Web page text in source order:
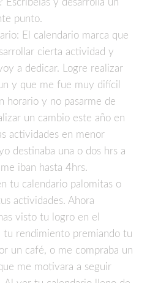
punto.
El calendario marca que
cierta actividad y
a dedicar. Logre realizar
y que me fue muy difícil
horario y no pasarme de
un cambio este año en
actividades en menor
destinaba una o dos hrs a
iban hasta 4hrs.
tu calendario palomitas o
actividades. Ahora
visto tu logro en el
tu rendimiento premiando tu
un café, o me compraba un
me motivara a seguir